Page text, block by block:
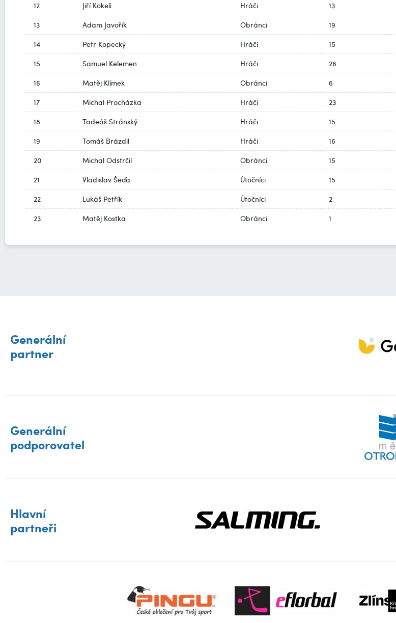
12
Jiří Kokeš Hráči 13
13
Adam Javořík Obránci 19
14
Petr Kopecký Hráči 15
15
Samuel Kelemen Hráči 26
16
Matěj Klímek Obránci 6
17
Michal Procházka Hráči 23
18
Tadeáš Stránský Hráči 15
19
Tomáš Brázdil Hráči 16
20
Michal Odstrčil Obránci 15
21
Vladislav Šeďa Útočníci 15
22
Lukáš Petřík Útočníci 2
23
Matěj Kostka Obránci 1
Generální
partner
Generální
podporovatel
Hlavní
partneři